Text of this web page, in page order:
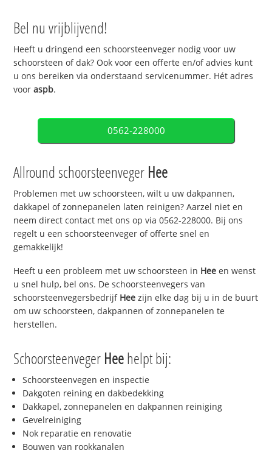
Bel nu vrijblijvend!
Heeft u dringend een schoorsteenveger nodig voor uw
schoorsteen of dak? Ook voor een offerte en/of advies kunt
u ons bereiken via onderstaand servicenummer. Hét adres
vooraspb.
0562-228000
Allround schoorsteenveger Hee
Problemen met uw schoorsteen, wilt u uw dakpannen,
dakkapel of zonnepanelen laten reinigen? Aarzel niet en
neem direct contact met ons op via 0562-228000. Bij ons
regelt u een schoorsteenveger of offerte snel en
gemakkelijk!
Heeft u een probleem met uw schoorsteen in Hee en wenst
u snel hulp, bel ons. De schoorsteenvegers van
schoorsteenvegersbedrijf Hee zijn elke dag bij u in de buurt
om uw schoorsteen, dakpannen of zonnepanelen te
herstellen.
Schoorsteenveger Heehelpt bij:
Schoorsteenvegen en inspectie
Dakgoten reining en dakbedekking
Dakkapel, zonnepanelen en dakpannen reiniging
Gevelreiniging
Nok reparatie en renovatie
Bouwen van rookkanalen